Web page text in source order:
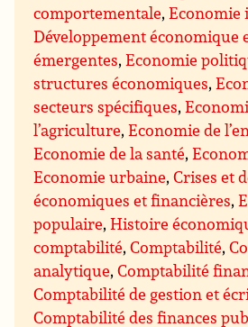
comportementale,Economie
Développement économique
émergentes,Economie
structures économiques,
secteurs spécifiques,
l’agriculture,Economie de
Economie de la santé,
Economie urbaine,Crises et
économiques et financières,
populaire,Histoire
comptabilité,Comptabilité,
analytique,Comptabilité
Comptabilité de gestion et
Comptabilité des finances